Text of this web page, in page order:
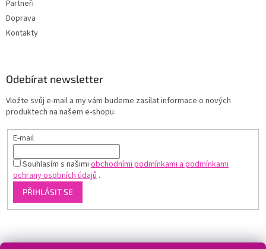
Partneři
Doprava
Kontakty
Odebírat newsletter
Vložte svůj e-mail a my vám budeme zasílat informace o nových
produktech na našem e-shopu.
E-mail
Souhlasím s našimiobchodními podmínkami a podmínkami
ochrany osobních údajů.
PŘIHLÁSIT SE